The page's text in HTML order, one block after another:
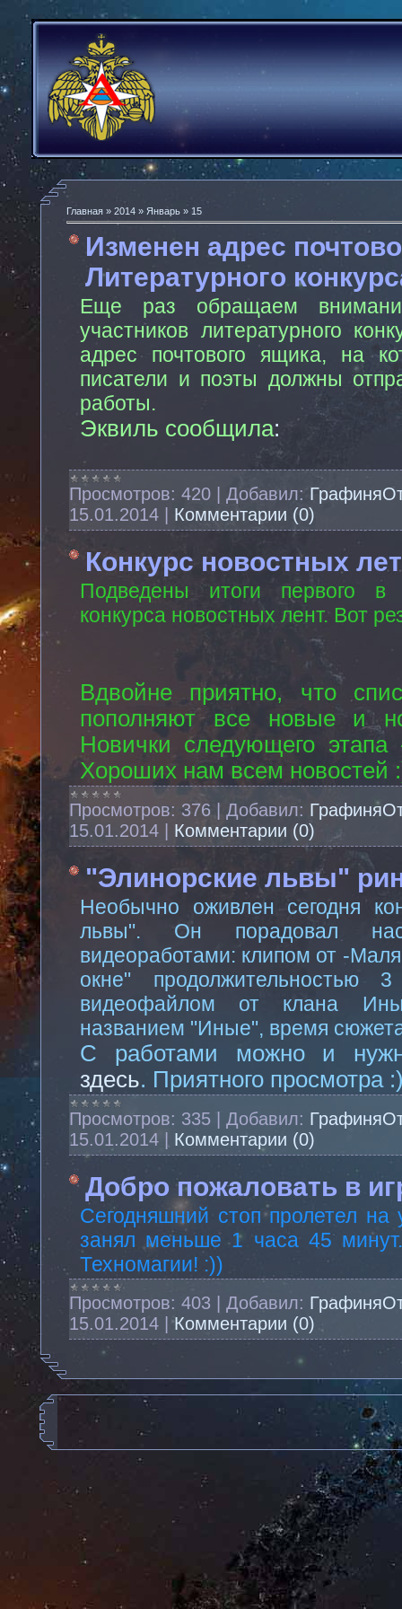
Главная » 2014 » Январь » 15
Изменен адрес
Литературного
Еще раз обращаем
участников литературного
адрес почтового ящика, на
писатели и поэты должны
работы.
Эквиль сообщила:
Просмотров: 420 | Добавил:
15.01.2014 | Комментарии (0)
Конкурс новостных
Подведены итоги первого в
конкурса новостных лент. Вот
Вдвойне приятно, что
пополняют все новые и
Новички следующего
Хороших нам всем новостей
Просмотров: 376 | Добавил:
15.01.2014 | Комментарии (0)
"Элинорские львы"
Необычно оживлен сегодня
львы". Он порадовал
видеоработами: клипом от -
окне"
видеофайлом от клана
названием "Иные", время
С работами можно и
здесь. Приятного просмотра
Просмотров: 335 | Добавил:
15.01.2014 | Комментарии (0)
Добро пожаловать в
Сегодняшний стоп пролетел на
занял меньше 1 часа 45
Техномагии! :))
Просмотров: 403 | Добавил:
15.01.2014 |Комментарии (0)